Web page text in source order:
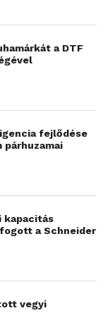
mellett
és
porágyas
a
kisebb
egyszerűen
nem
speciális
telepítés
a DTF
fejlődése
párhuzamai
kapacitás
a Schneider
vegyi